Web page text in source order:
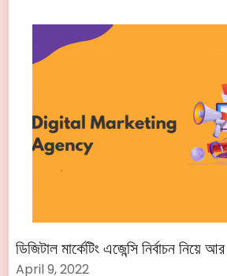
ডিজিটাল মার্কেটিং এজেন্সি নির্বাচন নিয়ে
April 9, 2022